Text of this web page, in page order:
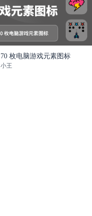
70 枚电脑游戏元素图标
小王